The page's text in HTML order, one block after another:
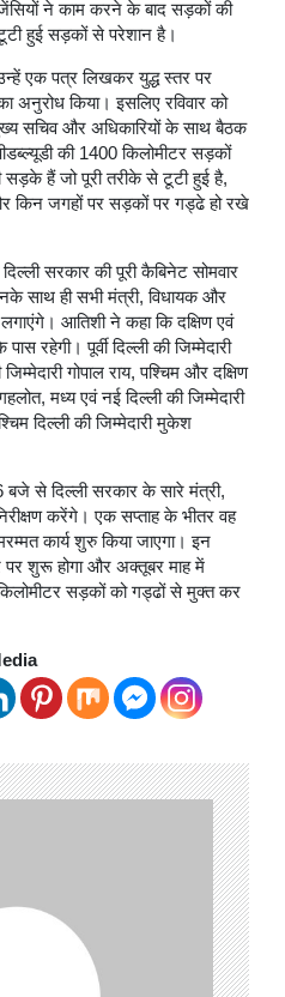
ने काम करने के बाद सड़कों की
हुई सड़कों से परेशान है।
एक पत्र लिखकर युद्ध स्तर पर
अनुरोध किया। इसलिए रविवार को
सचिव और अधिकारियों के साथ बैठक
की 1400 किलोमीटर सड़कों
सड़के हैं जो पूरी तरीके से टूटी हुई है,
किन जगहों पर सड़कों पर गड्ढे हो रखे
सरकार की पूरी कैबिनेट सोमवार
साथ ही सभी मंत्री, विधायक और
आतिशी ने कहा कि दक्षिण एवं
पास रहेगी। पूर्वी दिल्ली की जिम्मेदारी
जिम्मेदारी गोपाल राय, पश्चिम और दक्षिण
मध्य एवं नई दिल्ली की जिम्मेदारी
दिल्ली की जिम्मेदारी मुकेश
बजे से दिल्ली सरकार के सारे मंत्री,
करेंगे। एक सप्ताह के भीतर वह
कार्य शुरु किया जाएगा। इन
पर शुरू होगा और अक्तूबर माह में
किलोमीटर सड़कों को गड्ढों से मुक्त कर